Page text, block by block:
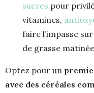
sucres pour
vitamines,
faire l’impasse
de grasse
Optez pour un
avec des céréales